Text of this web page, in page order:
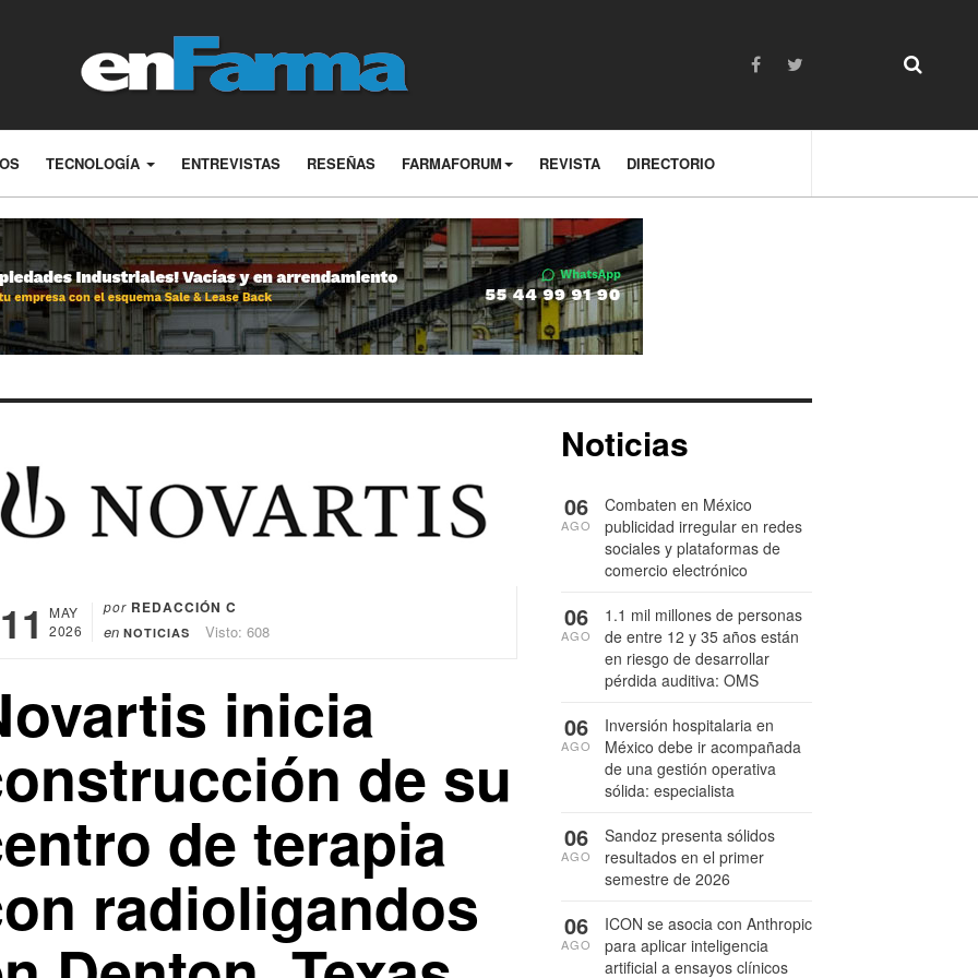
TECNOLOGÍA ENTREVISTAS RESEÑAS FARMAFORUM REVISTA DIRECTORIO
11
MAY
2026
por REDACCIÓN C
en NOTICIAS Visto: 608
inicia
de su
de terapia
radioligandos
Noticias
Combaten en México
publicidad irregular en redes
sociales y plataformas de
comercio electrónico
06
AGO
1.1 mil millones de personas
de entre 12 y 35 años están
en riesgo de desarrollar
pérdida auditiva: OMS
06
AGO
Inversión hospitalaria en
México debe ir acompañada
de una gestión operativa
sólida: especialista
06
AGO
Sandoz presenta sólidos
resultados en el primer
semestre de 2026
06
AGO
ICON se asocia con Anthropic
para aplicar inteligencia
artificial a ensayos clínicos
06
AGO